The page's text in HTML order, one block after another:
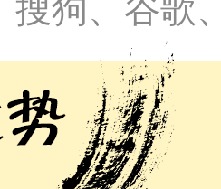
狗、谷歌